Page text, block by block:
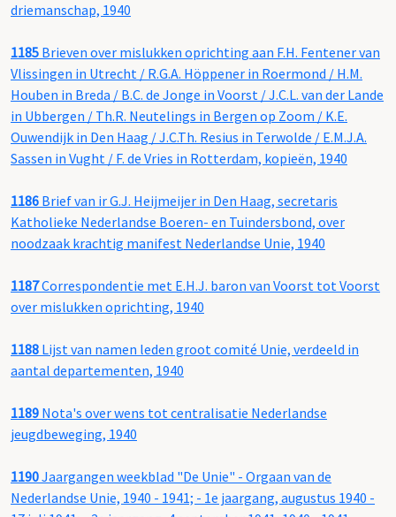
driemanschap, 1940
1185 Brieven over mislukken oprichting aan F.H. Fentener van
Vlissingen in Utrecht / R.G.A. Höppener in Roermond / H.M.
Houben in Breda / B.C. de Jonge in Voorst / J.C.L. van der Lande
in Ubbergen / Th.R. Neutelings in Bergen op Zoom / K.E.
Ouwendijk in Den Haag / J.C.Th. Resius in Terwolde / E.M.J.A.
Sassen in Vught / F. de Vries in Rotterdam, kopieën, 1940
1186 Brief van ir G.J. Heijmeijer in Den Haag, secretaris
Katholieke Nederlandse Boeren- en Tuindersbond, over
noodzaak krachtig manifest Nederlandse Unie, 1940
1187Correspondentie met E.H.J. baron van Voorst tot Voorst
over mislukken oprichting, 1940
1188 Lijst van namen leden groot comité Unie, verdeeld in
aantal departementen, 1940
1189 Nota's over wens tot centralisatie Nederlandse
jeugdbeweging, 1940
1190Jaargangen weekblad "De Unie" - Orgaan van de
Nederlandse Unie, 1940 - 1941; - 1e jaargang, augustus 1940 -